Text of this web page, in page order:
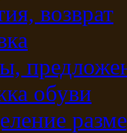
возврат
обуви